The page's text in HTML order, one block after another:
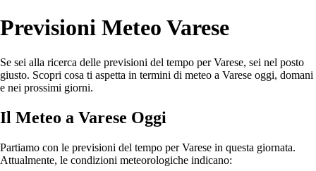
Previsioni Meteo Varese
Se sei alla ricerca delle previsioni del tempo per Varese, sei nel posto
giusto. Scopri cosa ti aspetta in termini di meteo a Varese oggi, domani
e nei prossimi giorni.
Il Meteo a Varese Oggi
Partiamo con le previsioni del tempo per Varese in questa giornata.
Attualmente, le condizioni meteorologiche indicano: